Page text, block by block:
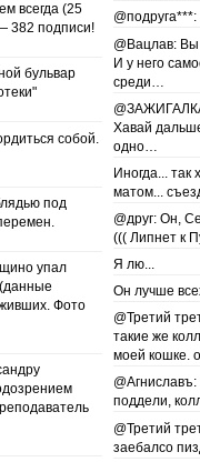
всегда (25
382 подписи!
бульвар
собой.
под
упал
Фото
@подруга***:
@Вацлав:
И у него
среди…
Хавай
одно…
Иногда... так
матом...
@друг: Он,
((( Липнет к
Я лю...
Он лучше
@Третий
такие же
моей кошке.
поддели,
@Третий
заебалсо